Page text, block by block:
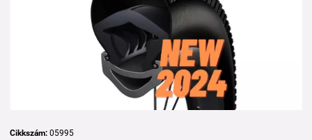
Cikkszám: 05995